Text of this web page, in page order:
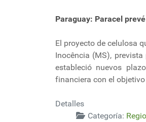
Paraguay: Paracel
El proyecto de celulosa
Inocência (MS),
estableció nuevos
financiera con el
Detalles
Categoría: